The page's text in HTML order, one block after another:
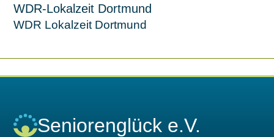
WDR-Lokalzeit Dortmund
WDR Lokalzeit Dortmund
Seniorenglück e.V.